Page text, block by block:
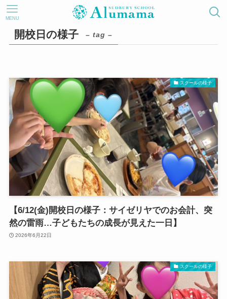
MENU
開校日の様子 – tag –
スクールの様子
【6/12(金)開校日の様子：サイゼリヤでのお会計、突
然の雷雨…子どもたちの成長が見えた一日】
2026年6月22日
スクールの様子